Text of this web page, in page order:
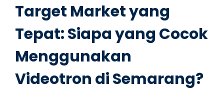
Target Market yang
Tepat: Siapa yang Cocok
Menggunakan
Videotron di Semarang?